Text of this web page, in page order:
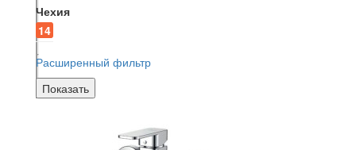
Чехия
14
Расширенный фильтр
Показать